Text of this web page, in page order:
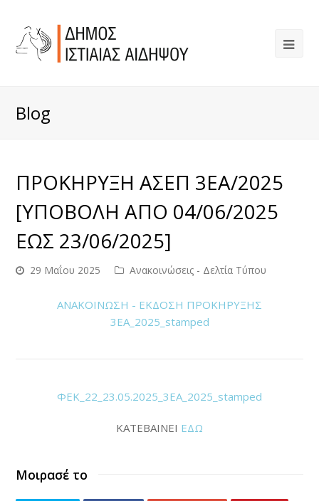
Blog
ΠΡΟΚΗΡΥΞΗ ΑΣΕΠ 3ΕΑ/2025
[ΥΠΟΒΟΛΗ ΑΠΟ 04/06/2025
ΕΩΣ 23/06/2025]
29 Μαΐου 2025 Ανακοινώσεις - Δελτία Τύπου
ΑΝΑΚΟΙΝΩΣΗ - ΕΚΔΟΣΗ ΠΡΟΚΗΡΥΞΗΣ
3ΕΑ_2025_stamped
ΦΕΚ_22_23.05.2025_3ΕΑ_2025_stamped
ΚΑΤΕΒΑΙΝΕΙ ΕΔΩ
Μοιρασέ το